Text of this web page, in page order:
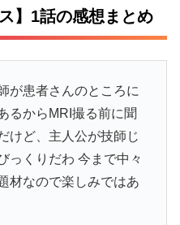
】1話の感想まとめ
が患者さんのところに
るからMRI撮る前に聞
けど、主人公が技師じ
っくりだわ 今まで中々
材なので楽しみではあ